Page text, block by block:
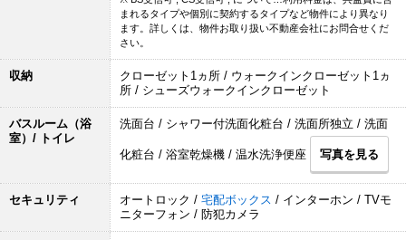
まれるタイプや個別に契約するタイプなど物件により異なり
ます。詳しくは、物件お取り扱い不動産会社にお問合せくだ
さい。
収納
クローゼット1ヵ所 / ウォークインクローゼット1ヵ
所 / シューズウォークインクローゼット
バスルーム（浴
室）/ トイレ
洗面台 / シャワー付洗面化粧台 / 洗面所独立 / 洗面
化粧台 / 浴室乾燥機 / 温水洗浄便座 写真を見る
セキュリティ オートロック / 宅配ボックス / インターホン / TVモ
ニターフォン / 防犯カメラ